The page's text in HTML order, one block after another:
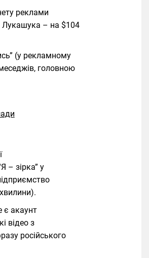
реклами
Лукашука – на $104
(у рекламному
головною
– зірка” у
є акаунт
відео з
російського